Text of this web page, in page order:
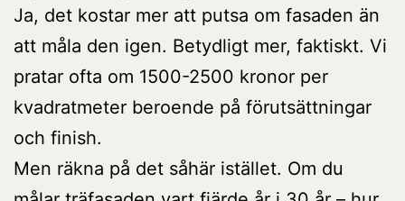
Ja, det kostar mer att putsa om fasaden än
att måla den igen. Betydligt mer, faktiskt. Vi
pratar ofta om 1500-2500 kronor per
kvadratmeter beroende på förutsättningar
och finish.
Men räkna på det såhär istället. Om du